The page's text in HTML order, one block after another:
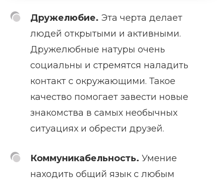
Дружелюбие. Эта черта делает
людей открытыми и активными.
Дружелюбные натуры очень
социальны и стремятся наладить
контакт с окружающими. Такое
качество помогает завести новые
знакомства в самых необычных
ситуациях и обрести друзей.
Коммуникабельность. Умение
находить общий язык с любым